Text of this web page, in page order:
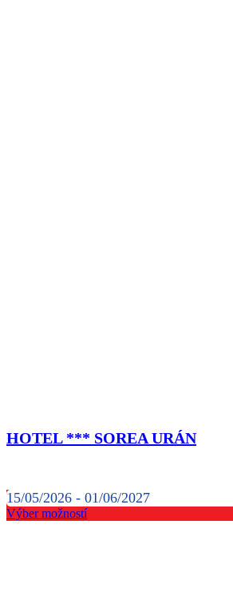
HOTEL *** SOREA URÁN
15/05/2026 - 01/06/2027
Výber možností